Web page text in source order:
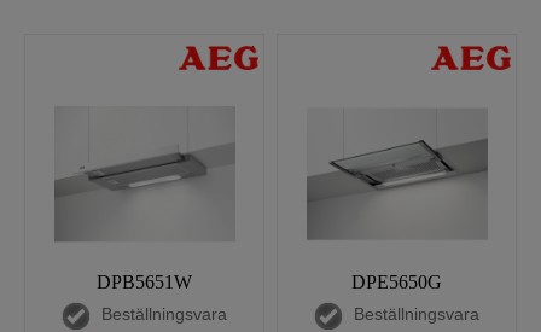
DPB5651W
Beställningsvara
DPE5650G
Beställningsvara